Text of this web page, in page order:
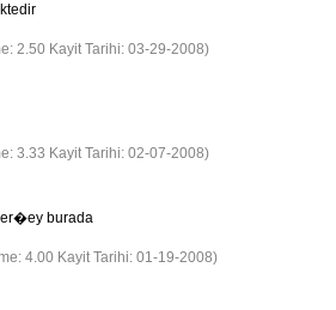
2.50 Kayit Tarihi: 03-29-2008)
3.33 Kayit Tarihi: 02-07-2008)
burada
4.00 Kayit Tarihi: 01-19-2008)